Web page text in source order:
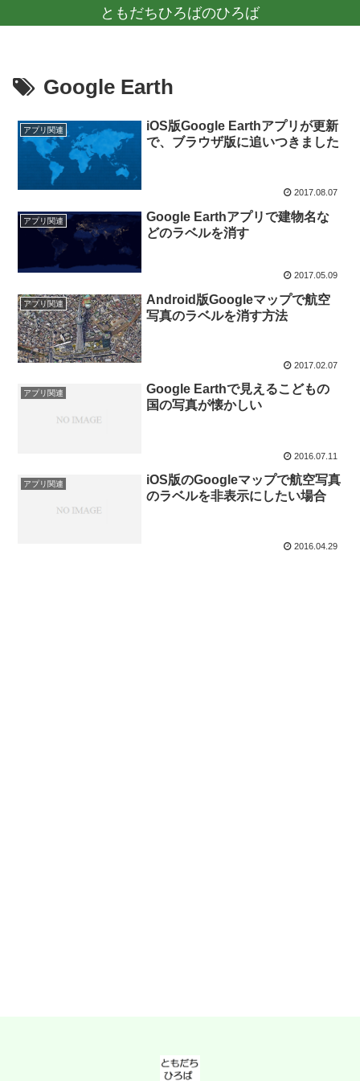
ともだちひろばのひろば
Google Earth
アプリ関連
iOS版Google Earthアプリが更新
で、ブラウザ版に追いつきました
2017.08.07
アプリ関連
Google Earthアプリで建物名な
どのラベルを消す
2017.05.09
アプリ関連
Android版Googleマップで航空
写真のラベルを消す方法
2017.02.07
アプリ関連
Google Earthで見えるこどもの
国の写真が懐かしい
2016.07.11
アプリ関連
iOS版のGoogleマップで航空写真
のラベルを非表示にしたい場合
2016.04.29